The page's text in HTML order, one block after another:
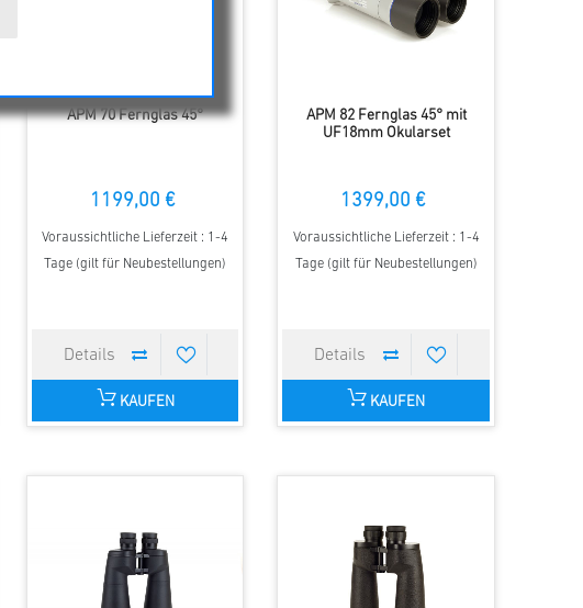
APM 70 Fernglas 45°
1199,00 €
Voraussichtliche Lieferzeit : 1-4
Tage (gilt für Neubestellungen)
KAUFEN
APM 82 Fernglas 45° mit
UF18mm Okularset
1399,00 €
Voraussichtliche Lieferzeit : 1-4
Tage (gilt für Neubestellungen)
KAUFEN